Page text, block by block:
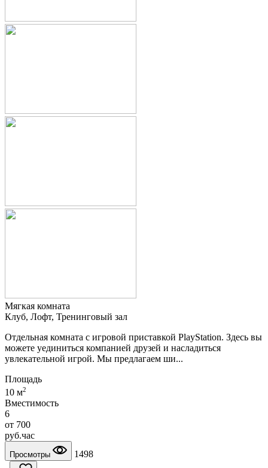
Мягкая комната
Клуб, Лофт, Тренинговый зал
Отдельная комната с игровой приставкой PlayStation. Здесь вы
можете уединиться компанией друзей и насладиться
увлекательной игрой. Мы предлагаем ши...
Площадь
10 м2
Вместимость
6
от 700
руб.час
Просмотры
1498